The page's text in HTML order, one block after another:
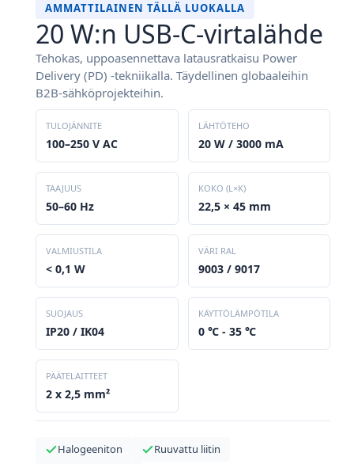
AMMATTILAINEN TÄLLÄ LUOKALLA
20 W:n USB-C-virtalähde
Tehokas, uppoasennettava latausratkaisu Power
Delivery (PD) -tekniikalla. Täydellinen globaaleihin
B2B-sähköprojekteihin.
TULOJÄNNITE
100–250 V AC
LÄHTÖTEHO
20 W / 3000 mA
TAAJUUS
50–60 Hz
KOKO (L×K)
22,5 × 45 mm
VALMIUSTILA
< 0,1 W
VÄRI RAL
9003 / 9017
SUOJAUS
IP20 / IK04
KÄYTTÖLÄMPÖTILA
0 ℃ - 35 ℃
PÄÄTELAITTEET
2 x 2,5 mm²
Halogeeniton Ruuvattu liitin